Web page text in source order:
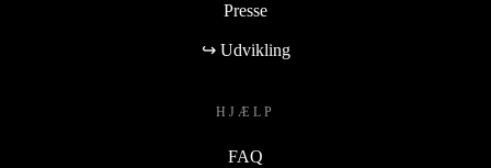
Presse
↪ Udvikling
HJÆLP
FAQ